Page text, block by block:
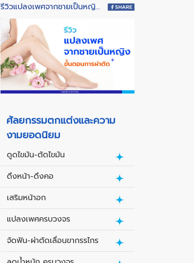
รีวิวแปลงเพศจากชายเป็นหญิง ขั้นตอนการผ่าตัด
ศัลยกรรมตกแต่งและความ
งามยอดนิยม
ดูดไขมัน-ตัดไขมัน
ดึงหน้า-ดึงคอ
เสริมหน้าอก
แปลงเพศครบวงจร
จัดฟัน-ผ่าตัดเลื่อนขากรรไกร